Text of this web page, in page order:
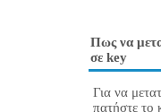
Πως να
σε key
Για να
πατήστε το